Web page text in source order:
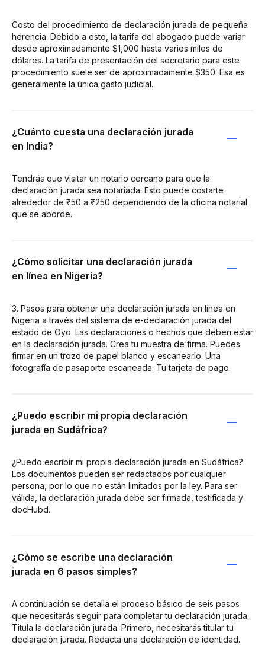
Costo del procedimiento de declaración jurada de pequeña
herencia. Debido a esto, la tarifa del abogado puede variar
desde aproximadamente $1,000 hasta varios miles de
dólares. La tarifa de presentación del secretario para este
procedimiento suele ser de aproximadamente $350. Esa es
generalmente la única gasto judicial.
¿Cuánto cuesta una declaración jurada
en India?
Tendrás que visitar un notario cercano para que la
declaración jurada sea notariada. Esto puede costarte
alrededor de ₹50 a ₹250 dependiendo de la oficina notarial
que se aborde.
¿Cómo solicitar una declaración jurada
en línea en Nigeria?
3. Pasos para obtener una declaración jurada en línea en
Nigeria a través del sistema de e-declaración jurada del
estado de Oyo. Las declaraciones o hechos que deben estar
en la declaración jurada. Crea tu muestra de firma. Puedes
firmar en un trozo de papel blanco y escanearlo. Una
fotografía de pasaporte escaneada. Tu tarjeta de pago.
¿Puedo escribir mi propia declaración
jurada en Sudáfrica?
¿Puedo escribir mi propia declaración jurada en Sudáfrica?
Los documentos pueden ser redactados por cualquier
persona, por lo que no están limitados por la ley. Para ser
válida, la declaración jurada debe ser firmada, testificada y
docHubd.
¿Cómo se escribe una declaración
jurada en 6 pasos simples?
A continuación se detalla el proceso básico de seis pasos
que necesitarás seguir para completar tu declaración jurada.
Titula la declaración jurada. Primero, necesitarás titular tu
declaración jurada. Redacta una declaración de identidad.